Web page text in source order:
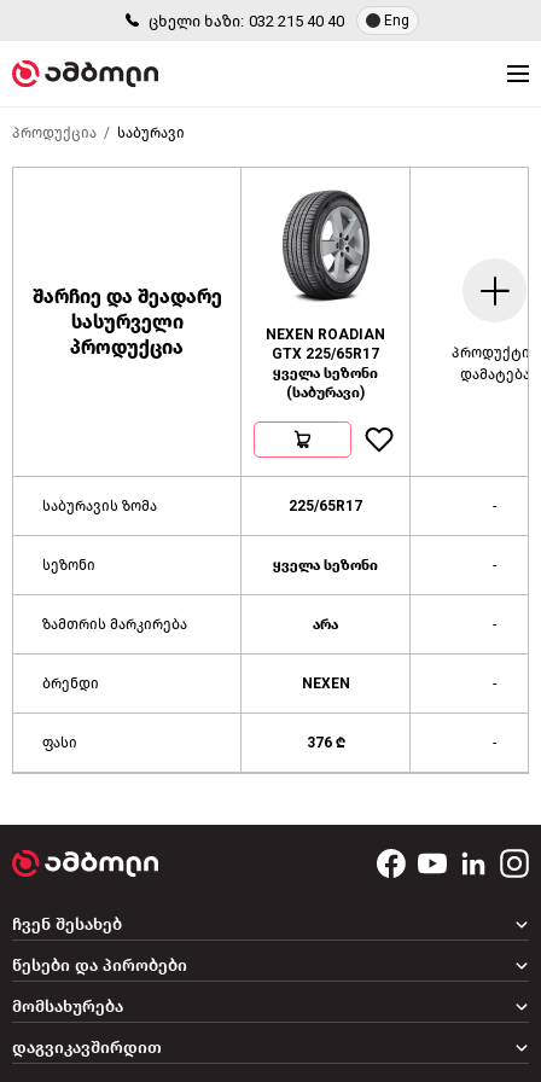
ცხელი ხაზი: 032 215 40 40 Eng
პროდუქცია საბურავი
შარჩიე და შეადარე
სასურველი
პროდუქცია
NEXEN ROADIAN
GTX 225/65R17
ყველა სეზონი
(საბურავი)
პროდუქტის
დამატება
საბურავის ზომა 225/65R17 -
სეზონი ყველა სეზონი -
ზამთრის მარკირება არა -
ბრენდი NEXEN -
ფასი 376 ₾ -
დაგვიკავშირდით
ჩვენ შესახებ
წესები და პირობები
მომსახურება